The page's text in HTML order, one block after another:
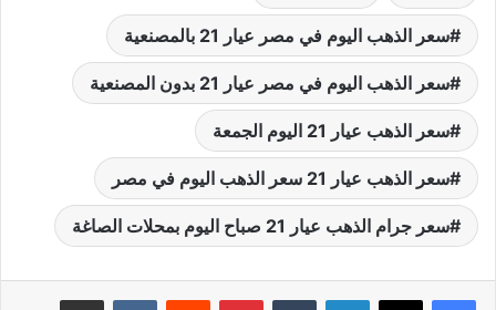
سعر الذهب اليوم في مصر عيار 21 بالمصنعية
سعر الذهب اليوم في مصر عيار 21 بدون المصنعية
سعر الذهب عيار 21 اليوم الجمعة
سعر الذهب عيار 21 سعر الذهب اليوم في مصر
سعر جرام الذهب عيار 21 صباح اليوم بمحلات الصاغة
لينكدإن بينتيريست